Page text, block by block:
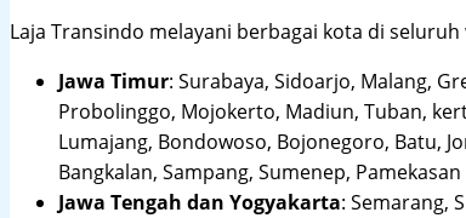
Laja Transindo melayani berbagai kota di
Jawa Timur: Surabaya, Sidoarjo, Malang,
Probolinggo, Mojokerto, Madiun, Tuban,
Lumajang, Bondowoso, Bojonegoro, Batu,
Bangkalan, Sampang, Sumenep, Pamekasan
Jawa Tengah dan Yogyakarta: Semarang,